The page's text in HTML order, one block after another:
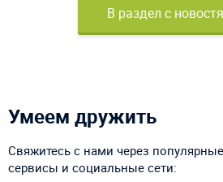
В раздел с
Умеем дружить
Свяжитесь с нами через популярные
сервисы и социальные сети: